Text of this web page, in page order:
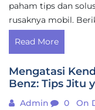
paham tips dan
rusaknya mobil.
Read More
Mengatasi
Benz: Tips Jitu
Admin 0
On